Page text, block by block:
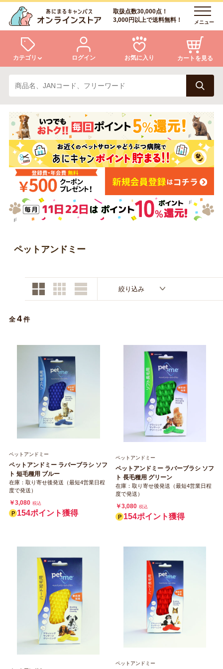
取扱点数30,000点！
3,000円以上で送料無料！
メニュー
カテゴリ
犬 猫
小動物・鳥 アクア・爬虫類・昆虫
ドッグフード キャットフード
美容・ケア用品 服・おさんぽ用品
日用品（デイリー）
トリマーグッズ
ログイン お気に入り カートを見る
ログイン
会員登録
あにまるキャンパスについて
アフターサービス
商品リクエスト
お問い合わせ
ペットアンドミー
絞り込み
全 4 件
ペットアンドミー
ペットアンドミー ラバーブラシ ソフ
ト 短毛種用 ブルー
在庫：取り寄せ後発送（最短4営業日程
度で発送）
￥3,080 税込
154ポイント獲得
ペットアンドミー
ペットアンドミー ラバーブラシ ソフ
ト 長毛種用 グリーン
在庫：取り寄せ後発送（最短4営業日程
度で発送）
￥3,080 税込
154ポイント獲得
ペットアンドミー